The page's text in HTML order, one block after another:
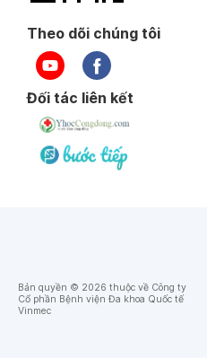
Theo dõi chúng tôi
Đối tác liên kết
Bản quyền © 2026 thuộc về Công ty
Cổ phần Bệnh viện Đa khoa Quốc tế
Vinmec